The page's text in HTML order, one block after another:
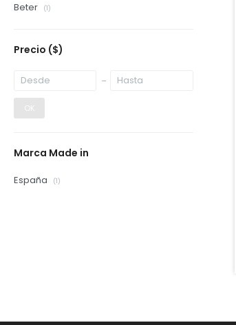
Beter (1)
Precio ($)
OK
Marca Made in
España (1)